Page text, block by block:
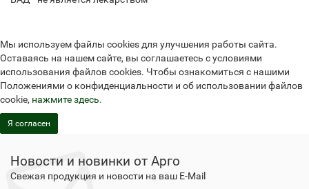
Мы используем файлы cookies для улучшения работы сайта.
Оставаясь на нашем сайте, вы соглашаетесь с условиями
использования файлов cookies. Чтобы ознакомиться с нашими
Положениями о конфиденциальности и об использовании файлов
cookie, нажмите здесь.
Я согласен
Новости и новинки от Арго
Свежая продукция и новости на ваш E-Mail